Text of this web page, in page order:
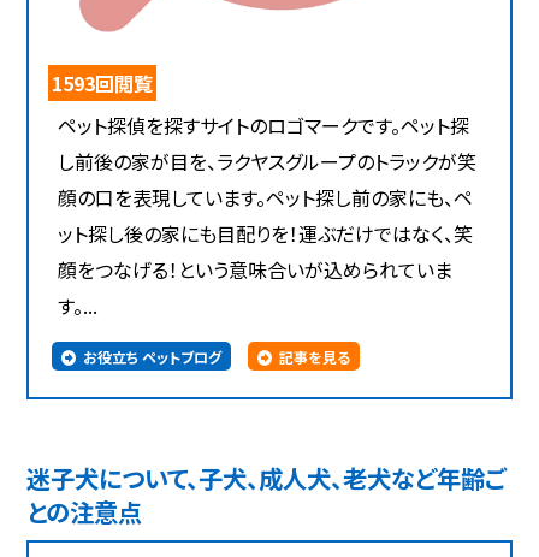
1593回閲覧
ペット探偵を探すサイトのロゴマークです。ペット探
し前後の家が目を、ラクヤスグループのトラックが笑
顔の口を表現しています。ペット探し前の家にも、ペ
ット探し後の家にも目配りを！運ぶだけではなく、笑
顔をつなげる！という意味合いが込められていま
す。...
お役立ち ペットブログ 記事を見る
迷子犬について、子犬、成人犬、老犬など年齢ご
との注意点